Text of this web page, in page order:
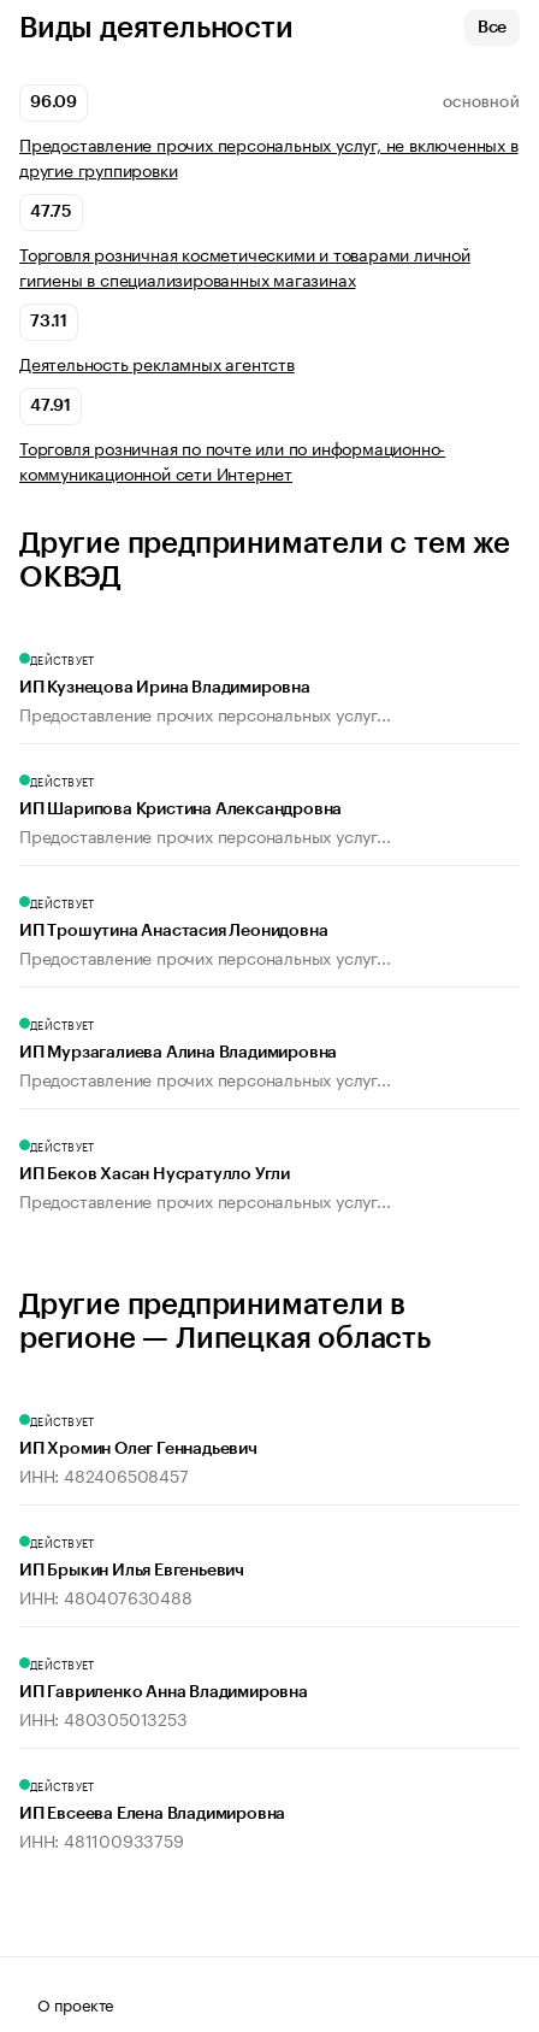
Виды деятельности Все
96.09 ОСНОВНОЙ
Предоставление прочих персональных услуг, не включенных в
другие группировки
47.75
Торговля розничная косметическими и товарами личной
гигиены в специализированных магазинах
73.11
Деятельность рекламных агентств
47.91
Торговля розничная по почте или по информационно-
коммуникационной сети Интернет
Другие предприниматели с тем же
ОКВЭД
ДЕЙСТВУЕТ
ИП Кузнецова Ирина Владимировна
Предоставление прочих персональных услуг...
ДЕЙСТВУЕТ
ИП Шарипова Кристина Александровна
Предоставление прочих персональных услуг...
ДЕЙСТВУЕТ
ИП Трошутина Анастасия Леонидовна
Предоставление прочих персональных услуг...
ДЕЙСТВУЕТ
ИП Мурзагалиева Алина Владимировна
Предоставление прочих персональных услуг...
ДЕЙСТВУЕТ
ИП Беков Хасан Нусратулло Угли
Предоставление прочих персональных услуг...
Другие предприниматели в
регионе — Липецкая область
ДЕЙСТВУЕТ
ИП Хромин Олег Геннадьевич
ИНН: 482406508457
ДЕЙСТВУЕТ
ИП Брыкин Илья Евгеньевич
ИНН: 480407630488
ДЕЙСТВУЕТ
ИП Гавриленко Анна Владимировна
ИНН: 480305013253
ДЕЙСТВУЕТ
ИП Евсеева Елена Владимировна
ИНН: 481100933759
О проекте